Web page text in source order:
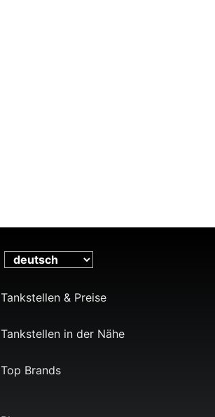
Tankstellen & Preise
Tankstellen in der Nähe
Top Brands